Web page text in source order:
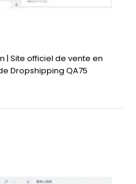
| Site officiel de vente en
Dropshipping QA75